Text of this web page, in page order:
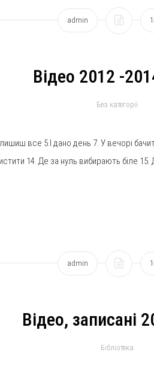
admin
Відео 2012 -
Без категорії
все 5.І дано день 7. У вечорі
14. Де за нуль вибирають біле
admin
Відео, записані
Бібліотека